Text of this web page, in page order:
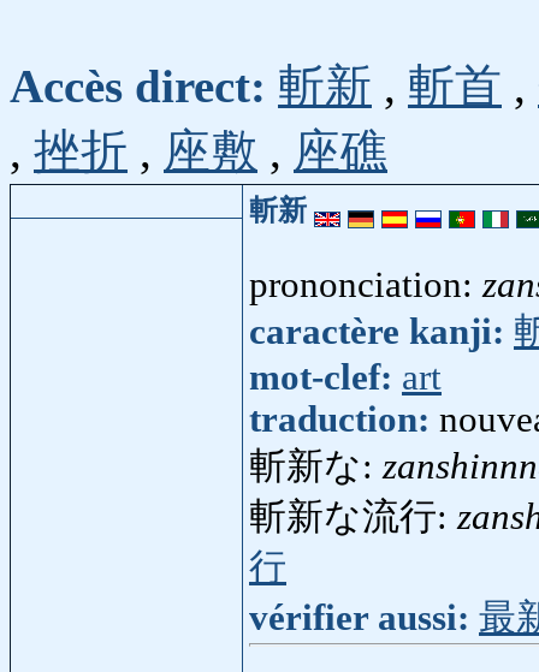
Accès direct: 斬新 , 斬首 ,
, 挫折 , 座敷 , 座礁
斬新
prononciation:
caractère kanji:
mot-clef: art
traduction:
斬新な:
斬新な流行:
行
vérifier aussi: 最